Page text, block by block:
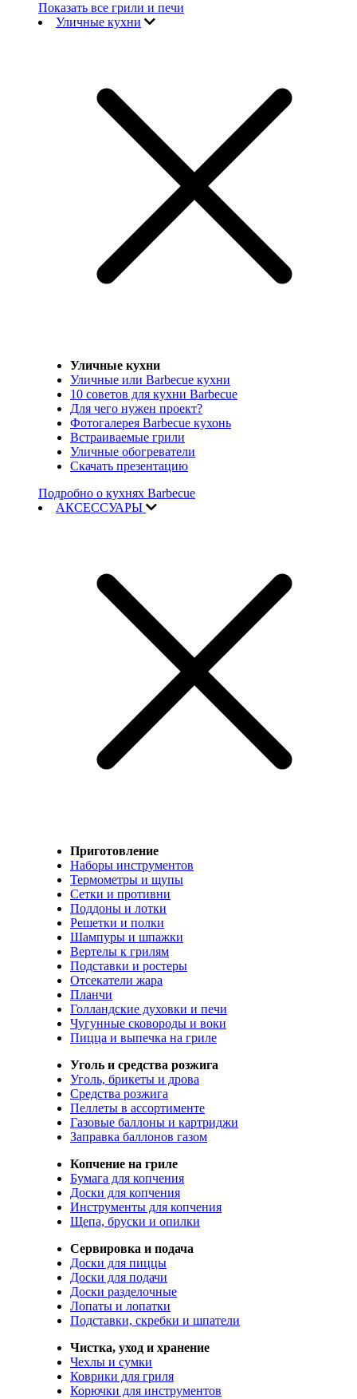
Показать все грили и печи
Уличные кухни
Уличные кухни
Уличные или Barbecue кухни
10 советов для кухни Barbecue
Для чего нужен проект?
Фотогалерея Barbecue кухонь
Встраиваемые грили
Уличные обогреватели
Скачать презентацию
Подробно о кухнях Barbecue
АКСЕССУАРЫ
Приготовление
Наборы инструментов
Термометры и щупы
Сетки и противни
Поддоны и лотки
Решетки и полки
Шампуры и шпажки
Вертелы к грилям
Подставки и ростеры
Отсекатели жара
Планчи
Голландские духовки и печи
Чугунные сковороды и воки
Пицца и выпечка на гриле
Уголь и средства розжига
Уголь, брикеты и дрова
Средства розжига
Пеллеты в ассортименте
Газовые баллоны и картриджи
Заправка баллонов газом
Копчение на гриле
Бумага для копчения
Доски для копчения
Инструменты для копчения
Щепа, бруски и опилки
Сервировка и подача
Доски для пиццы
Доски для подачи
Доски разделочные
Лопаты и лопатки
Подставки, скребки и шпатели
Чистка, уход и хранение
Чехлы и сумки
Коврики для гриля
Корючки для инструментов